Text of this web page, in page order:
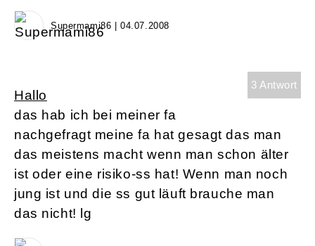
Supermami86 | 04.07.2008
3 Antwort
Hallo
das hab ich bei meiner fa
nachgefragt meine fa hat gesagt das man
das meistens macht wenn man schon älter
ist oder eine risiko-ss hat! Wenn man noch
jung ist und die ss gut läuft brauche man
das nicht! lg